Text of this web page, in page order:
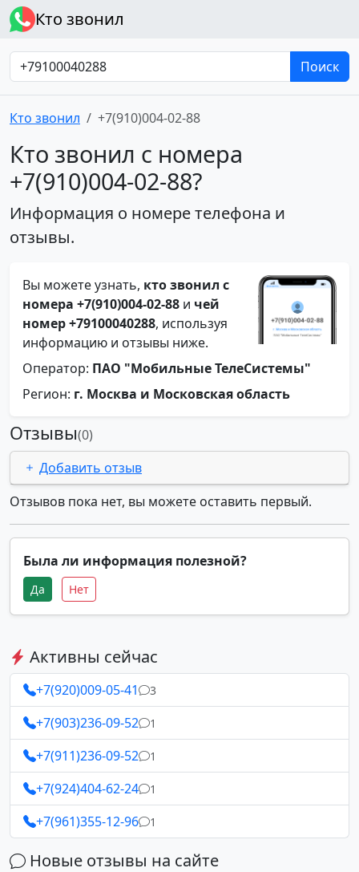
Кто звонил
Поиск
Кто звонил +7(910)004-02-88
Кто звонил с номера
+7(910)004-02-88?
Информация о номере телефона и
отзывы.
Вы можете узнать, кто звонил с
номера +7(910)004-02-88 и чей
номер +79100040288, используя
информацию и отзывы ниже.
Оператор: ПАО "Мобильные ТелеСистемы"
Регион: г. Москва и Московская область
Отзывы(0)
Добавить отзыв
Отзывов пока нет, вы можете оставить первый.
Была ли информация полезной?
Да Нет
Активны сейчас
+7(920)009-05-41 3
+7(903)236-09-52 1
+7(911)236-09-52 1
+7(924)404-62-24 1
+7(961)355-12-96 1
Новые отзывы на сайте